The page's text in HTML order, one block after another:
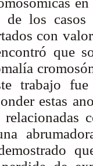
los
con
que
trabajo
estas
relacionadas